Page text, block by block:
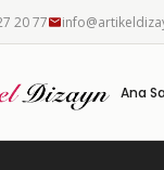
20 77
Ana